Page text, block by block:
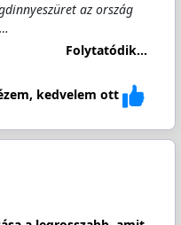
az ország
Folytatódik...
kedvelem ott